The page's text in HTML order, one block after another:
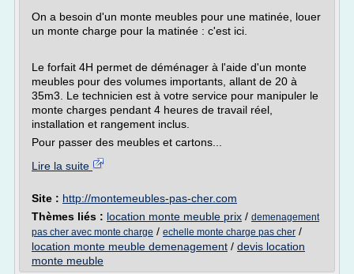
On a besoin d'un monte meubles pour une matinée, louer
un monte charge pour la matinée : c'est ici.
Le forfait 4H permet de déménager à l'aide d'un monte
meubles pour des volumes importants, allant de 20 à
35m3. Le technicien est à votre service pour manipuler le
monte charges pendant 4 heures de travail réel,
installation et rangement inclus.
Pour passer des meubles et cartons...
Lire la suite
Site : http://montemeubles-pas-cher.com
Thèmes liés : location monte meuble prix / demenagement
pas cher avec monte charge / echelle monte charge pas cher /
location monte meuble demenagement / devis location
monte meuble